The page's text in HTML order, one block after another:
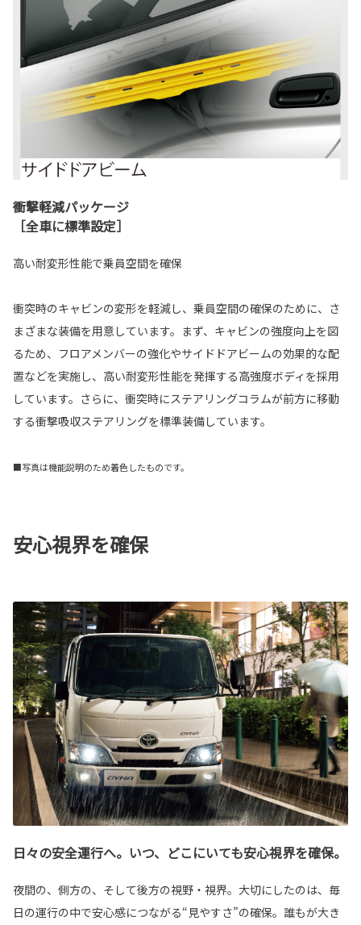
衝撃軽減パッケージ
［全車に標準設定］
高い耐変形性能で乗員空間を確保
衝突時のキャビンの変形を軽減し、乗員空間の確保のために、さ
まざまな装備を用意しています。まず、キャビンの強度向上を図
るため、フロアメンバーの強化やサイドドアビームの効果的な配
置などを実施し、高い耐変形性能を発揮する高強度ボディを採用
しています。さらに、衝突時にステアリングコラムが前方に移動
する衝撃吸収ステアリングを標準装備しています。
■写真は機能説明のため着色したものです。
安心視界を確保
日々の安全運行へ。いつ、どこにいても安心視界を確保。
夜間の、側方の、そして後方の視野・視界。大切にしたのは、毎
日の運行の中で安心感につながる“見やすさ”の確保。誰もが大き